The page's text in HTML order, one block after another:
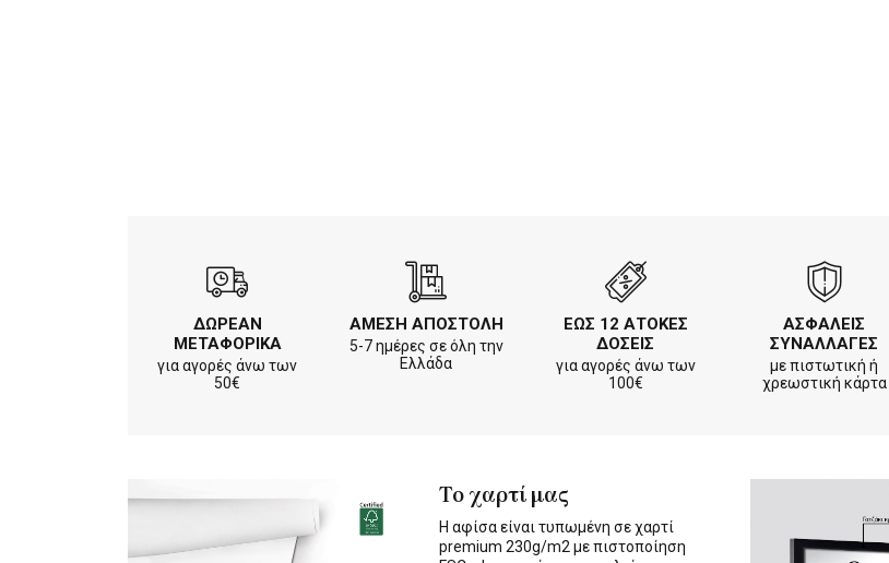
ΔΩΡΕΑΝ
ΜΕΤΑΦΟΡΙΚΑ
για αγορές άνω των
50€
ΑΜΕΣΗ ΑΠΟΣΤΟΛΗ
5-7 ημέρες σε όλη την
Ελλάδα
ΕΩΣ 12 ΑΤΟΚΕΣ
ΔΟΣΕΙΣ
για αγορές άνω των
100€
ΑΣΦΑΛΕΙΣ
ΣΥΝΑΛΛΑΓΕΣ
με πιστωτική ή
χρεωστική κάρτα
Το χαρτί μας
Η αφίσα είναι τυπωμένη σε χαρτί
premium 230g/m2 με πιστοποίηση